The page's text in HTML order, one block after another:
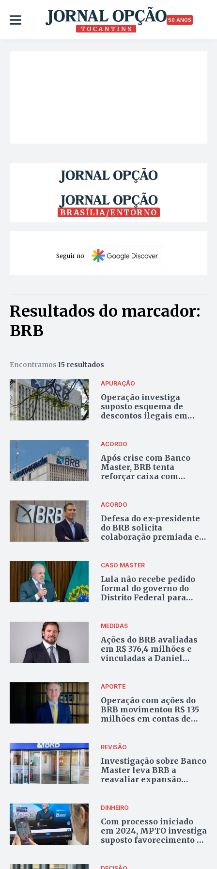
50 ANOS
BRASÍLIA/ENTORNO
Seguir no
Resultados do marcador:
BRB
Encontramos 15 resultados
APURAÇÃO
Operação investiga
suposto esquema de
descontos ilegais em
e órgãos do DF
ACORDO
Após crise com Banco
Master, BRB tenta
reforçar caixa com
ACORDO
Defesa do ex-presidente
do BRB solicita
colaboração premiada e
CASO MASTER
Lula não recebe pedido
formal do governo do
Distrito Federal para
MEDIDAS
Ações do BRB avaliadas
em R$ 376,4 milhões e
vinculadas a Daniel
APORTE
Operação com ações do
BRB movimentou R$ 135
milhões em contas de
REVISÃO
Investigação sobre Banco
Master leva BRB a
reavaliar expansão
DINHEIRO
Com processo iniciado
em 2024, MPTO investiga
suposto favorecimento ao